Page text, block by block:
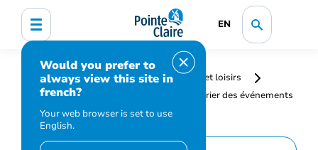
EN
Would you prefer to
always view this site in
french?
Your web browser is set to use
English.
Accueil
Bibliothèque, culture, sports et loisirs
Programmation et inscription
Calendrier des événements
et activités
Exploration théâtrale